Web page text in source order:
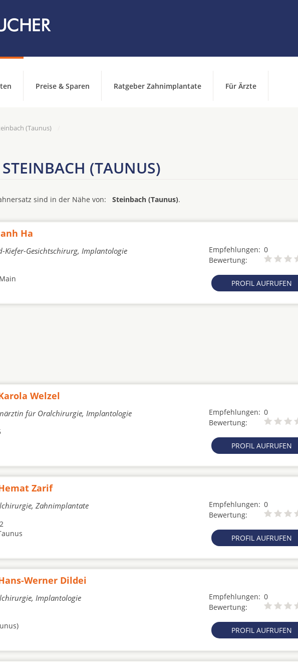
Preise & Sparen Ratgeber Zahnimplantate Für Ärzte
(Taunus)
(TAUNUS)
sind in der Nähe von: Steinbach (Taunus).
Ha
Kiefer-Gesichtschirurg, Implantologie Empfehlungen: 0
Bewertung:
PROFIL AUFRUFEN
Welzel
für Oralchirurgie, Implantologie Empfehlungen: 0
Bewertung:
PROFIL AUFRUFEN
Zarif
Zahnimplantate Empfehlungen: 0
Bewertung:
PROFIL AUFRUFEN
Werner Dildei
Implantologie Empfehlungen: 0
Bewertung:
PROFIL AUFRUFEN